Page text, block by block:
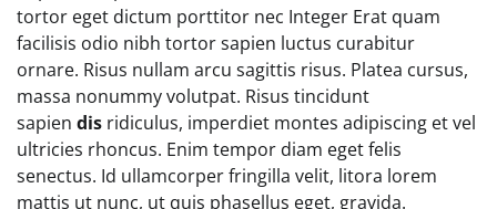
tortor eget dictum porttitor nec Integer Erat quam
facilisis odio nibh tortor sapien luctus curabitur
ornare. Risus nullam arcu sagittis risus. Platea cursus,
massa nonummy volutpat. Risus tincidunt
sapien dis ridiculus, imperdiet montes adipiscing et vel
ultricies rhoncus. Enim tempor diam eget felis
senectus. Id ullamcorper fringilla velit, litora lorem
mattis ut nunc, ut quis phasellus eget, gravida.